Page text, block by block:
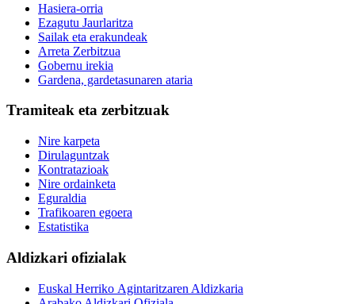
Hasiera-orria
Ezagutu Jaurlaritza
Sailak eta erakundeak
Arreta Zerbitzua
Gobernu irekia
Gardena, gardetasunaren ataria
Tramiteak eta zerbitzuak
Nire karpeta
Dirulaguntzak
Kontratazioak
Nire ordainketa
Eguraldia
Trafikoaren egoera
Estatistika
Aldizkari ofizialak
Euskal Herriko Agintaritzaren Aldizkaria